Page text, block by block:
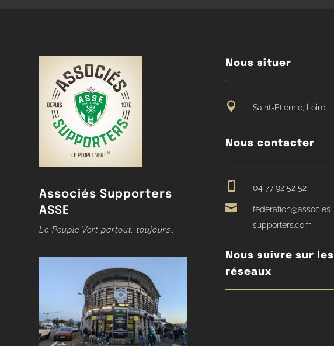
Associés Supporters
ASSE
Le Peuple Vert partout, toujours…
Nous situer
 Saint-Etienne, Loire
Nous contacter
 04 77 92 52 52

federation@associes-
supporters.com
Nous suivre sur les
réseaux